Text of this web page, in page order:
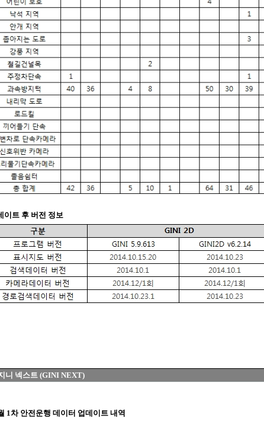
이트 후 버전 정보
니 넥스트 (GINI NEXT)
1차 안전운행 데이터 업데이트 내역